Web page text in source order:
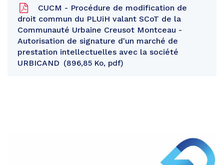
CUCM - Procédure de modification de
droit commun du PLUiH valant SCoT de la
Communauté Urbaine Creusot Montceau -
Autorisation de signature d'un marché de
prestation intellectuelles avec la société
URBICAND
896,85 Ko, pdf